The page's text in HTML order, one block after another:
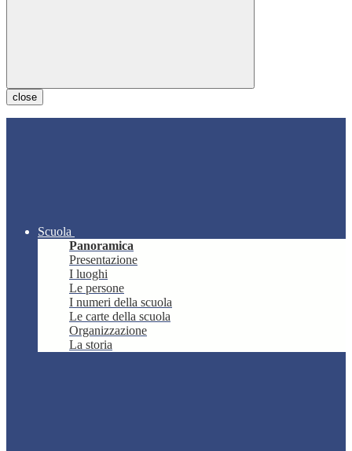
close
Scuola
Panoramica
Presentazione
I luoghi
Le persone
I numeri della scuola
Le carte della scuola
Organizzazione
La storia